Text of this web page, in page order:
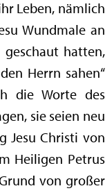
Leben, nämlich
Wundmale an
geschaut hatten,
Herrn sahen“
die Worte des
sie seien neu
Jesu Christi von
Heiligen Petrus
von großer